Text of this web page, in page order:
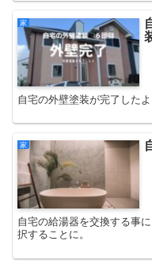
家
自宅の外壁塗装が完了した
家
自宅の給湯器を交換する事
択することに。